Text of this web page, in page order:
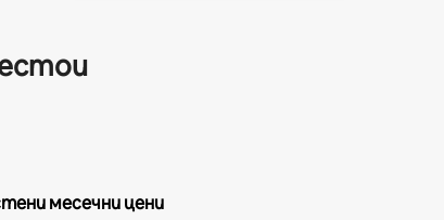
месечни цени